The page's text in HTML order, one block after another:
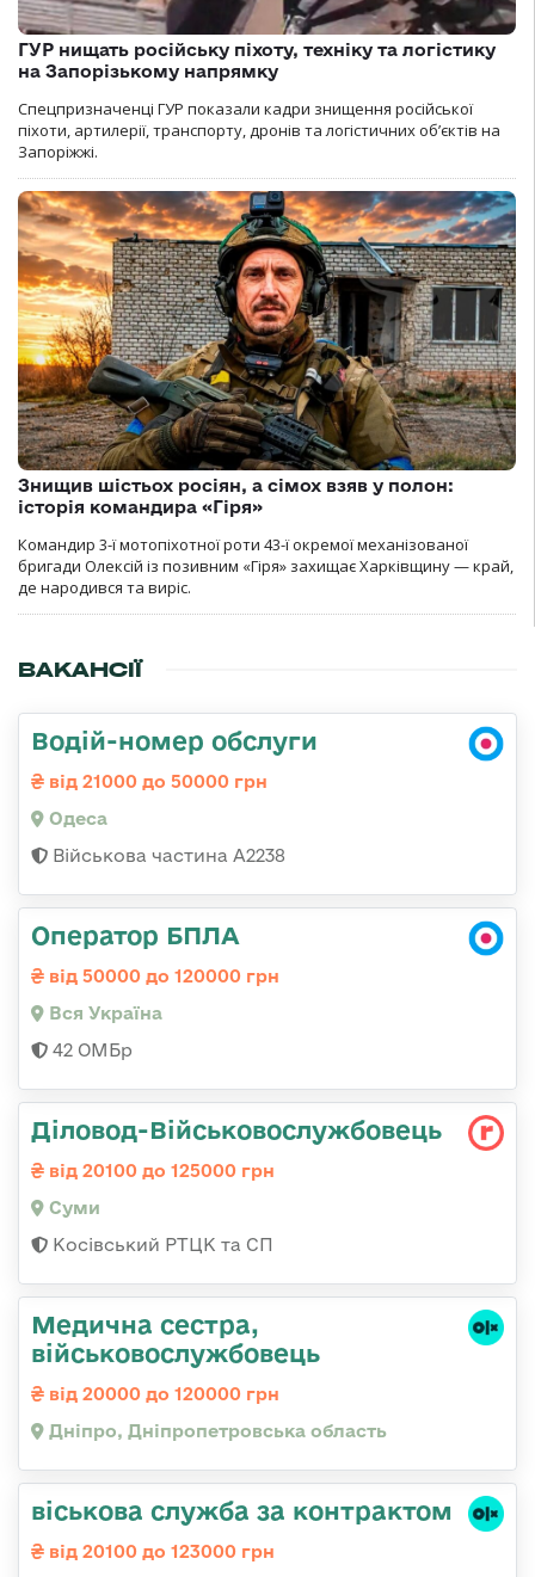
ГУР нищать російську піхоту, техніку та логістику
на Запорізькому напрямку
Спецпризначенці ГУР показали кадри знищення російської
піхоти, артилерії, транспорту, дронів та логістичних об’єктів на
Запоріжжі.
Знищив шістьох росіян, а сімох взяв у полон:
історія командира «Гіря»
Командир 3-ї мотопіхотної роти 43-ї окремої механізованої
бригади Олексій із позивним «Гіря» захищає Харківщину — край,
де народився та виріс.
ВАКАНСІЇ
Водій-номер обслуги
від 21000 до 50000 грн
Одеса
Військова частина А2238
Оператор БПЛА
від 50000 до 120000 грн
Вся Україна
42 ОМБр
Діловод-Військовослужбовець
від 20100 до 125000 грн
Суми
Косівський РТЦК та СП
Медична сестра,
військовослужбовець
від 20000 до 120000 грн
Дніпро, Дніпропетровська область
віськова служба за контрактом
від 20100 до 123000 грн